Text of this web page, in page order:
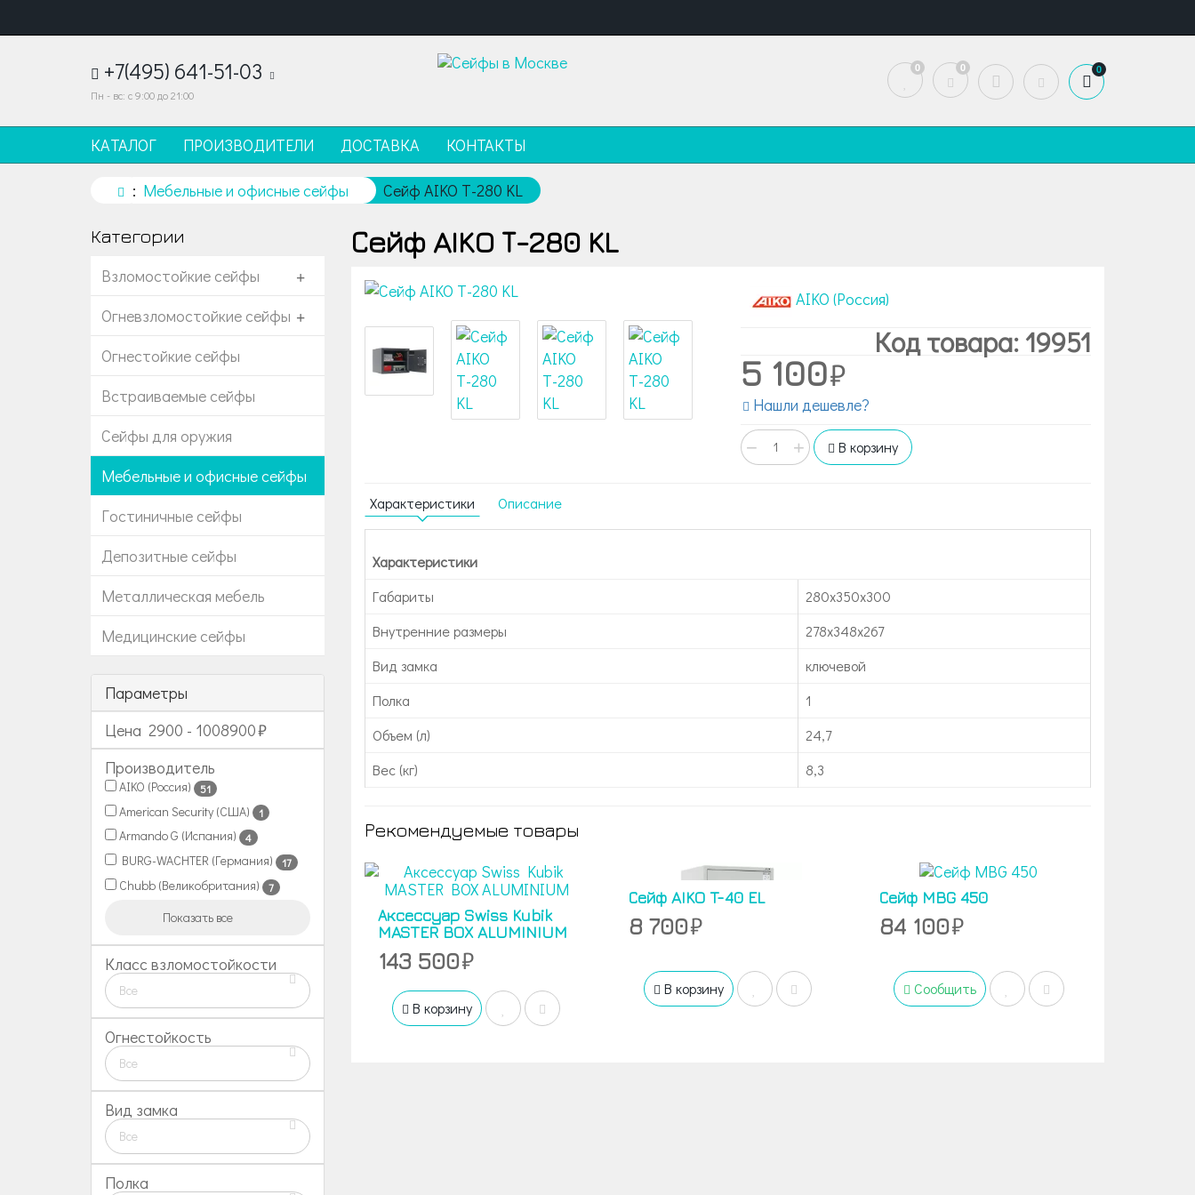
+7(495) 641-51-03
Пн - вс: с 9:00 до 21:00
0 0 0
КАТАЛОГ ПРОИЗВОДИТЕЛИ ДОСТАВКА КОНТАКТЫ
Мебельные и офисные сейфы Сейф AIKO Т-280 KL
Категории
Взломостойкие сейфы +
Огневзломостойкие сейфы +
Огнестойкие сейфы
Встраиваемые сейфы
Сейфы для оружия
Мебельные и офисные сейфы
Гостиничные сейфы
Депозитные сейфы
Металлическая мебель
Медицинские сейфы
Параметры
Цена 2900 - 1008900
Производитель
AIKO (Россия) 51
American Security (США) 1
Armando G (Испания) 4
BURG-WACHTER (Германия) 17
Chubb (Великобритания) 7
Показать все
Класс взломостойкости
Все
Огнестойкость
Все
Вид замка
Все
Полка
Сейф AIKO Т-280 KL
AIKO (Россия)
Код товара: 19951
5 100
Нашли дешевле?
− + В корзину
Характеристики Описание
Характеристики
Габариты
280x350x300
Внутренние размеры
278x348x267
Вид замка
ключевой
Полка
1
Объем (л)
24,7
Вес (кг)
8,3
Рекомендуемые товары
Аксессуар Swiss Kubik
MASTER BOX ALUMINIUM
143 500
В корзину
Сейф AIKO T-40 EL
8 700
В корзину
Сейф MBG 450
84 100
Сообщить